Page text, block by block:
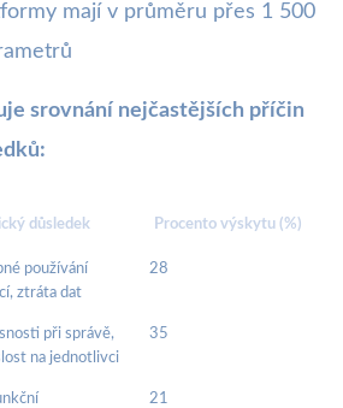
mají v průměru přes 1 500
srovnání nejčastějších příčin
důsledek Procento výskytu (%)
používání
ztráta dat
28
při správě,
na jednotlivci
35
21